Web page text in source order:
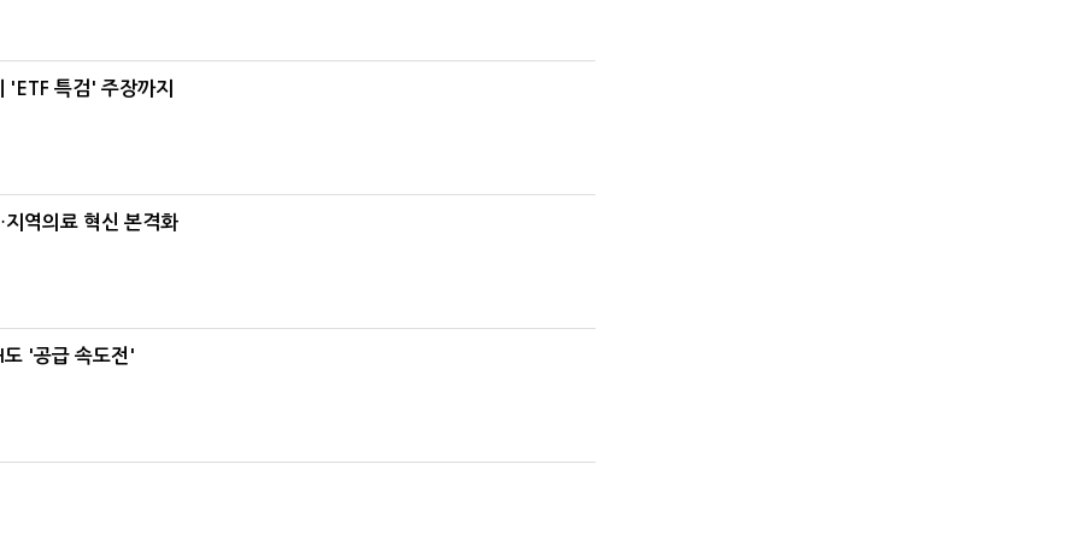
'ETF 특검' 주장까지
역의료 혁신 본격화
'공급 속도전'